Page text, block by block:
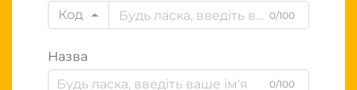
Код
0/100
Назва
0/100